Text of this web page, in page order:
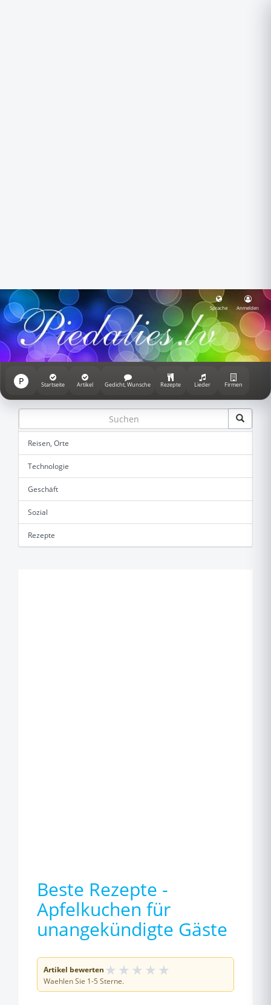
Sprache Anmelden
P Startseite Artikel Gedicht, Wunsche Rezepte Lieder Firmen
Reisen, Orte
Technologie
Geschäft
Sozial
Rezepte
Beste Rezepte -
Apfelkuchen für
unangekündigte Gäste
Artikel bewerten ★ ★ ★ ★ ★
Waehlen Sie 1-5 Sterne.